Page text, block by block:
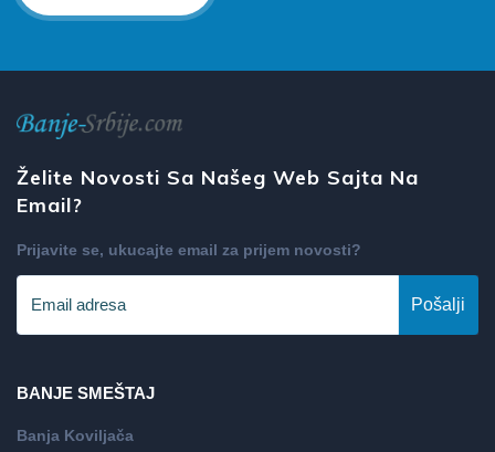
Želite Novosti Sa Našeg Web Sajta Na
Email?
Prijavite se, ukucajte email za prijem novosti?
Pošalji
BANJE SMEŠTAJ
Banja Koviljača